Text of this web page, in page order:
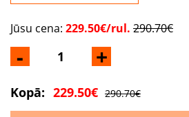
- +
Jūsu cena: 229.50€/rul. 290.70€
Kopā: 229.50€ 290.70€